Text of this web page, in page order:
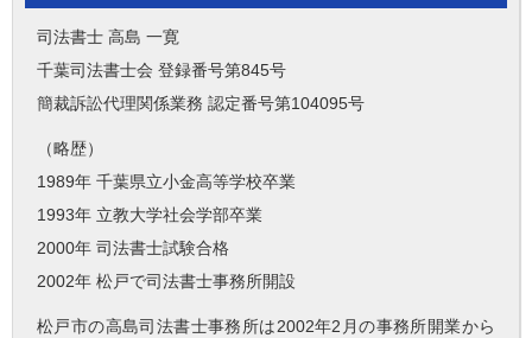
司法書士 高島 一寛
千葉司法書士会 登録番号第845号
簡裁訴訟代理関係業務 認定番号第104095号
（略歴）
1989年 千葉県立小金高等学校卒業
1993年 立教大学社会学部卒業
2000年 司法書士試験合格
2002年 松戸で司法書士事務所開設
松戸市の高島司法書士事務所は2002年2月の事務所開業から